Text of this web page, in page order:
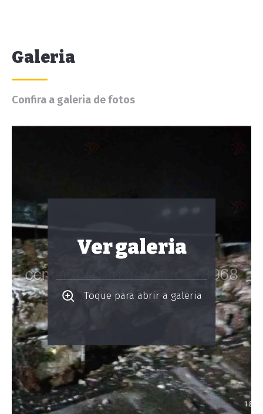
Galeria
Confira a galeria de fotos
Ver galeria
Toque para abrir a galeria